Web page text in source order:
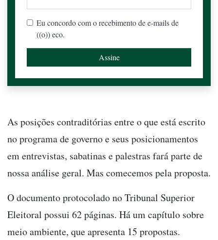
Eu concordo com o recebimento de e-mails de
((o)) eco.
As posições contraditórias entre o que está escrito
no programa de governo e seus posicionamentos
em entrevistas, sabatinas e palestras fará parte de
nossa análise geral. Mas comecemos pela proposta.
O documento protocolado no Tribunal Superior
Eleitoral possui 62 páginas. Há um capítulo sobre
meio ambiente, que apresenta 15 propostas.